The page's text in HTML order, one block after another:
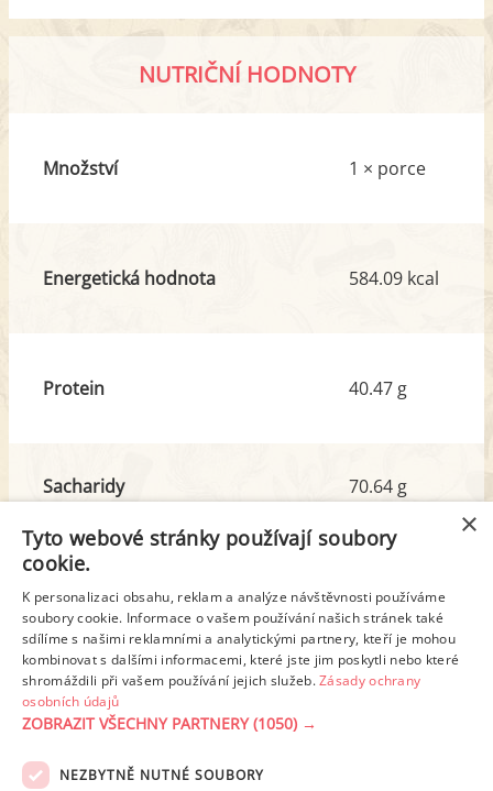
NUTRIČNÍ HODNOTY
Množství 1 × porce
Energetická hodnota 584.09 kcal
Protein 40.47 g
Sacharidy
z toho cukr
70.64 g
2.14 g
Tuk
z toho nas. mastné kyseliny
13.56 g
6.74 g
Detailní rozpis
×
Tyto webové stránky používají soubory
cookie.
K personalizaci obsahu, reklam a analýze návštěvnosti používáme
soubory cookie. Informace o vašem používání našich stránek také
sdílíme s našimi reklamními a analytickými partnery, kteří je mohou
kombinovat s dalšími informacemi, které jste jim poskytli nebo které
shromáždili při vašem používání jejich služeb.Zásady ochrany
osobních údajů
ZOBRAZIT VŠECHNY PARTNERY(1050) →
NEZBYTNĚ NUTNÉ SOUBORY